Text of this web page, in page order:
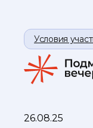
Условия
26.08.25